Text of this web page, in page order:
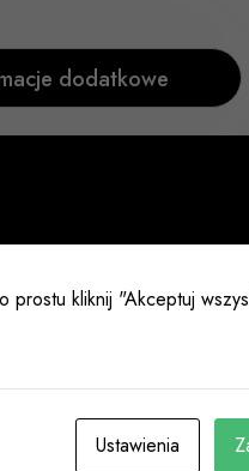
dodatkowe
prostu kliknij "Akceptuj
Ustawienia